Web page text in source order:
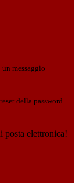
messaggio
della password
posta elettronica!